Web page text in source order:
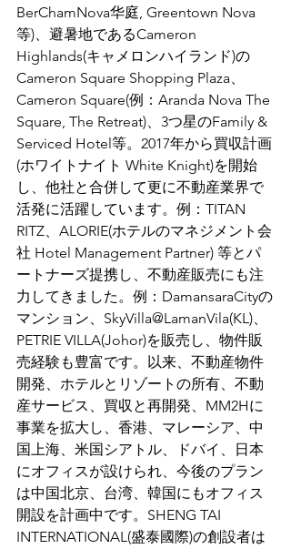
BerChamNova华庭, Greentown Nova
等)、避暑地であるCameron
Highlands(キャメロンハイランド)の
Cameron Square Shopping Plaza、
Cameron Square(例：Aranda Nova The
Square, The Retreat)、3つ星のFamily &
Serviced Hotel等。2017年から買収計画
(ホワイトナイト White Knight)を開始
し、他社と合併して更に不動産業界で
活発に活躍しています。例：TITAN
RITZ、ALORIE(ホテルのマネジメント会
社 Hotel Management Partner) 等とパ
ートナーズ提携し、不動産販売にも注
力してきました。例：DamansaraCityの
マンション、SkyVilla@LamanVila(KL)、
PETRIE VILLA(Johor)を販売し、物件販
売経験も豊富です。以来、不動産物件
開発、ホテルとリゾートの所有、不動
産サービス、買収と再開発、MM2Hに
事業を拡大し、香港、マレーシア、中
国上海、米国シアトル、ドバイ、日本
にオフィスが設けられ、今後のプラン
は中国北京、台湾、韓国にもオフィス
開設を計画中です。SHENG TAI
INTERNATIONAL(盛泰國際)の創設者は